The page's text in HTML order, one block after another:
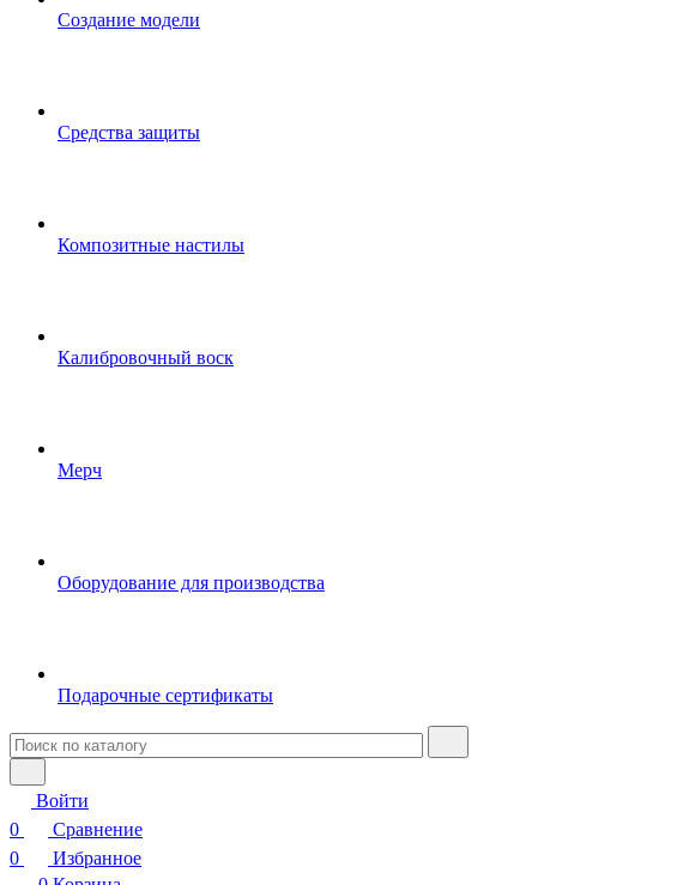
Создание модели
Средства защиты
Композитные настилы
Калибровочный воск
Мерч
Оборудование для производства
Подарочные сертификаты
Войти
0
Сравнение
0
Избранное